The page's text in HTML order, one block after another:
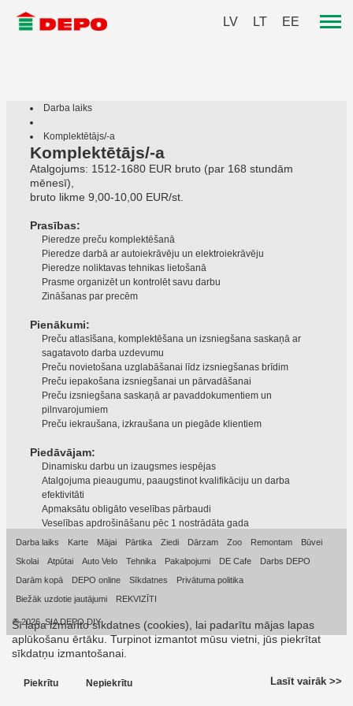
Šī lapa izmanto sīkdatnes (cookies), lai padarītu mājas lapas
aplūkošanu ērtāku. Turpinot izmantot mūsu vietni, jūs piekrītat
sīkdatņu izmantošanai.
Piekrītu Nepiekrītu Lasīt vairāk >>
LV LT EE
Darba laiks
Komplektētājs/-a
Komplektētājs/-a
Atalgojums: 1512-1680 EUR bruto (par 168 stundām
mēnesī),
bruto likme 9,00-10,00 EUR/st.
Prasības:
Pieredze preču komplektēšanā
Pieredze darbā ar autoiekrāvēju un elektroiekrāvēju
Pieredze noliktavas tehnikas lietošanā
Prasme organizēt un kontrolēt savu darbu
Zināšanas par precēm
Pienākumi:
Preču atlasīšana, komplektēšana un izsniegšana saskaņā ar
sagatavoto darba uzdevumu
Preču novietošana uzglabāšanai līdz izsniegšanas brīdim
Preču iepakošana izsniegšanai un pārvadāšanai
Preču izsniegšana saskaņā ar pavaddokumentiem un
pilnvarojumiem
Preču iekraušana, izkraušana un piegāde klientiem
Piedāvājam:
Dinamisku darbu un izaugsmes iespējas
Atalgojuma pieaugumu, paaugstinot kvalifikāciju un darba
efektivitāti
Apmaksātu obligāto veselības pārbaudi
Veselības apdrošināšanu pēc 1 nostrādāta gada
Darba laiks Karte Mājai Pārtika Ziedi Dārzam Zoo Remontam
Būvei
Skolai
Atpūtai Auto Velo Tehnika Pakalpojumi DE Cafe
Darbs DEPO
Darām kopā
DEPO online Sīkdatnes
Privātuma politika
Biežāk uzdotie jautājumi
REKVIZĪTI
© 2026, SIA DEPO DIY